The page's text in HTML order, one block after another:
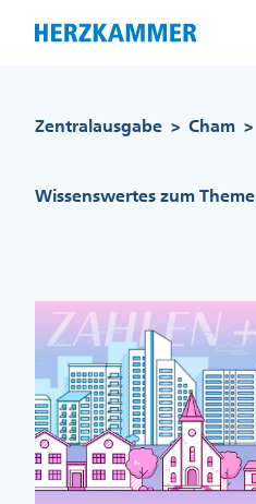
Zentralausgabe > Cham >
Wissenswertes zum